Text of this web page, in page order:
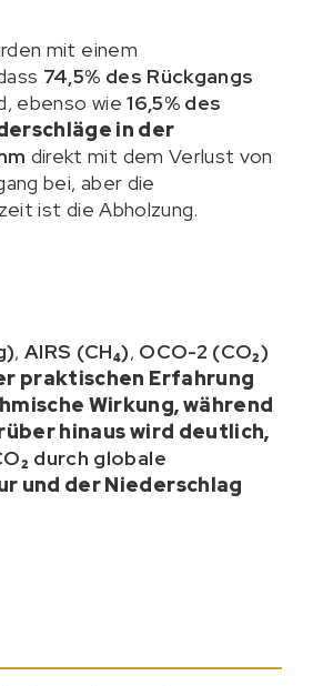
mit einem
74,5% des Rückgangs
ebenso wie16,5% des
in der
direkt mit dem Verlust von
bei, aber die
ist die Abholzung.
,AIRS (CH₄), OCO-2 (CO₂)
praktischen Erfahrung
Wirkung, während
hinaus wird deutlich,
durch globale
und der Niederschlag